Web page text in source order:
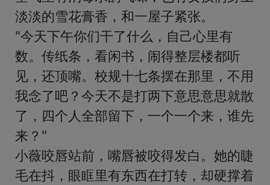
淡淡的雪花膏香，和一屋子紧张。
"今天下午你们干了什么，自己心里有
数。传纸条，看闲书，闹得整层楼都听
见，还顶嘴。校规十七条摆在那里，不用
我念了吧？今天不是打两下意思意思就散
了，四个人全部留下，一个一个来，谁先
来？"
小薇咬唇站前，嘴唇被咬得发白。她的睫
毛在抖，眼眶里有东西在打转，却硬撑着